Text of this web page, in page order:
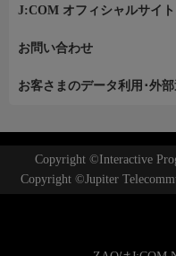
J:COM オフィシャルサイト
お問い合わせ
お客さまのデータ利用･外
Copyright ©Interactive
Copyright ©Jupiter